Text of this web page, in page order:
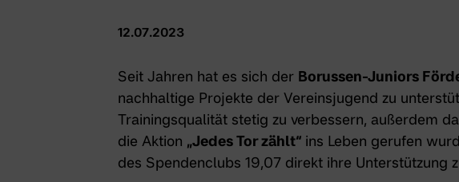
12.07.2023
Seit Jahren hat es sich der Borussen-Juniors
nachhaltige Projekte der Vereinsjugend zu
Trainingsqualität stetig zu verbessern, außerdem
die Aktion „Jedes Tor zählt“ ins Leben gerufen
des Spendenclubs 19,07 direkt ihre Unterstützung